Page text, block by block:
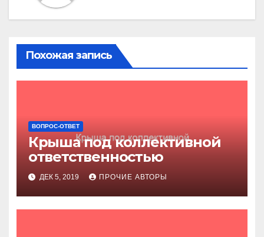
Похожая запись
ВОПРОС-ОТВЕТ
Крыша под коллективной
ответственностью
ДЕК 5, 2019 ПРОЧИЕ АВТОРЫ